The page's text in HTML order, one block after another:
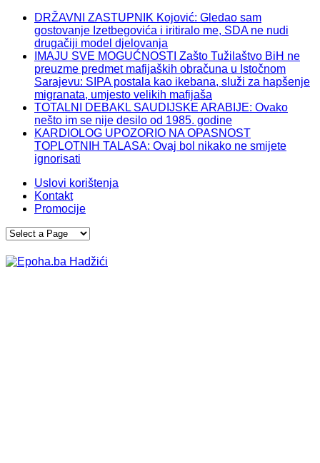
DRŽAVNI ZASTUPNIK Kojović: Gledao sam
gostovanje Izetbegovića i iritiralo me, SDA ne nudi
drugačiji model djelovanja
IMAJU SVE MOGUĆNOSTI Zašto Tužilaštvo BiH ne
preuzme predmet mafijaških obračuna u Istočnom
Sarajevu: SIPA postala kao ikebana, služi za hapšenje
migranata, umjesto velikih mafijaša
TOTALNI DEBAKL SAUDIJSKE ARABIJE: Ovako
nešto im se nije desilo od 1985. godine
KARDIOLOG UPOZORIO NA OPASNOST
TOPLOTNIH TALASA: Ovaj bol nikako ne smijete
ignorisati
Uslovi korištenja
Kontakt
Promocije